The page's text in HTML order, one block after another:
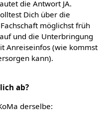
die Antwort JA.
Dich über die
möglichst früh
und die Unterbringung
Anreiseinfos (wie kommst
kann).
ab?
derselbe: